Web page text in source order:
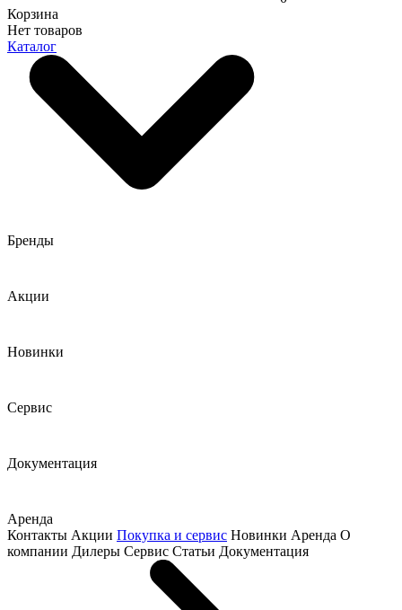
Корзина
Нет товаров
Каталог
Бренды
Акции
Новинки
Сервис
Документация
Аренда
Контакты Акции Покупка и сервис Новинки Аренда О
компании Дилеры Сервис Статьи Документация